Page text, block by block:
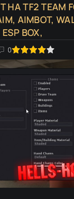
TF2 TEAM
AIMBOT,
BOX,
0